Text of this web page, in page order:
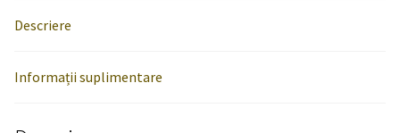
Descriere
Informații suplimentare